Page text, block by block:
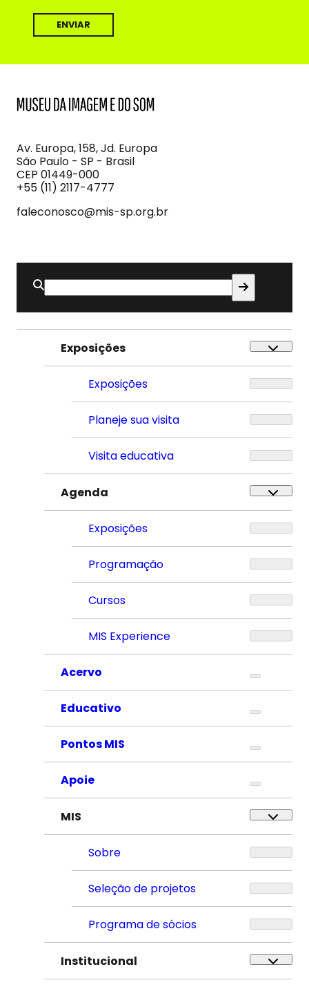
Imagem
e
do
Som
Av. Europa, 158, Jd. Europa
São Paulo - SP - Brasil
CEP 01449-000
+55 (11) 2117-4777
faleconosco@mis-sp.org.br
Buscar
por:
Exposições
Exposições
Planeje sua visita
Visita educativa
Agenda
Exposições
Programação
Cursos
MIS Experience
Acervo
Educativo
Pontos MIS
Apoie
MIS
Sobre
Seleção de projetos
Programa de sócios
Institucional